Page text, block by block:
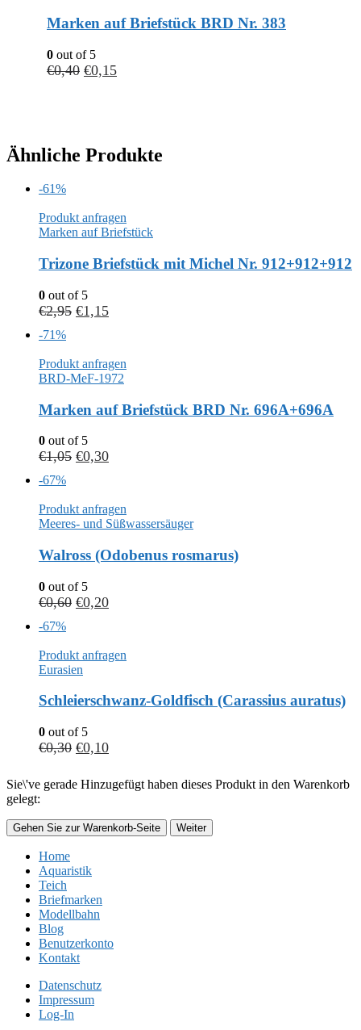
Marken auf Briefstück BRD Nr. 383
0 out of 5
€0,40 €0,15
Ähnliche Produkte
-61%
Produkt anfragen
Marken auf Briefstück
Trizone Briefstück mit Michel Nr. 912+912+912
0 out of 5
€2,95 €1,15
-71%
Produkt anfragen
BRD-MeF-1972
Marken auf Briefstück BRD Nr. 696A+696A
0 out of 5
€1,05 €0,30
-67%
Produkt anfragen
Meeres- und Süßwassersäuger
Walross (Odobenus rosmarus)
0 out of 5
€0,60 €0,20
-67%
Produkt anfragen
Eurasien
Schleierschwanz-Goldfisch (Carassius auratus)
0 out of 5
€0,30 €0,10
Sie\'ve gerade Hinzugefügt haben dieses Produkt in den Warenkorb
gelegt:
Gehen Sie zur Warenkorb-Seite Weiter
Home
Aquaristik
Teich
Briefmarken
Modellbahn
Blog
Benutzerkonto
Kontakt
Datenschutz
Impressum
Log-In